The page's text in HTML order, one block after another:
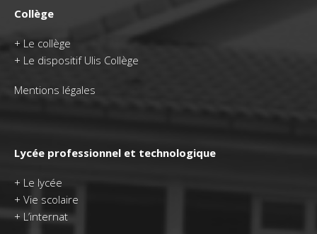
Collège
+ Le collège
+ Le dispositif Ulis Collège
Mentions légales
Lycée professionnel et technologique
+ Le lycée
+ Vie scolaire
+ L’internat